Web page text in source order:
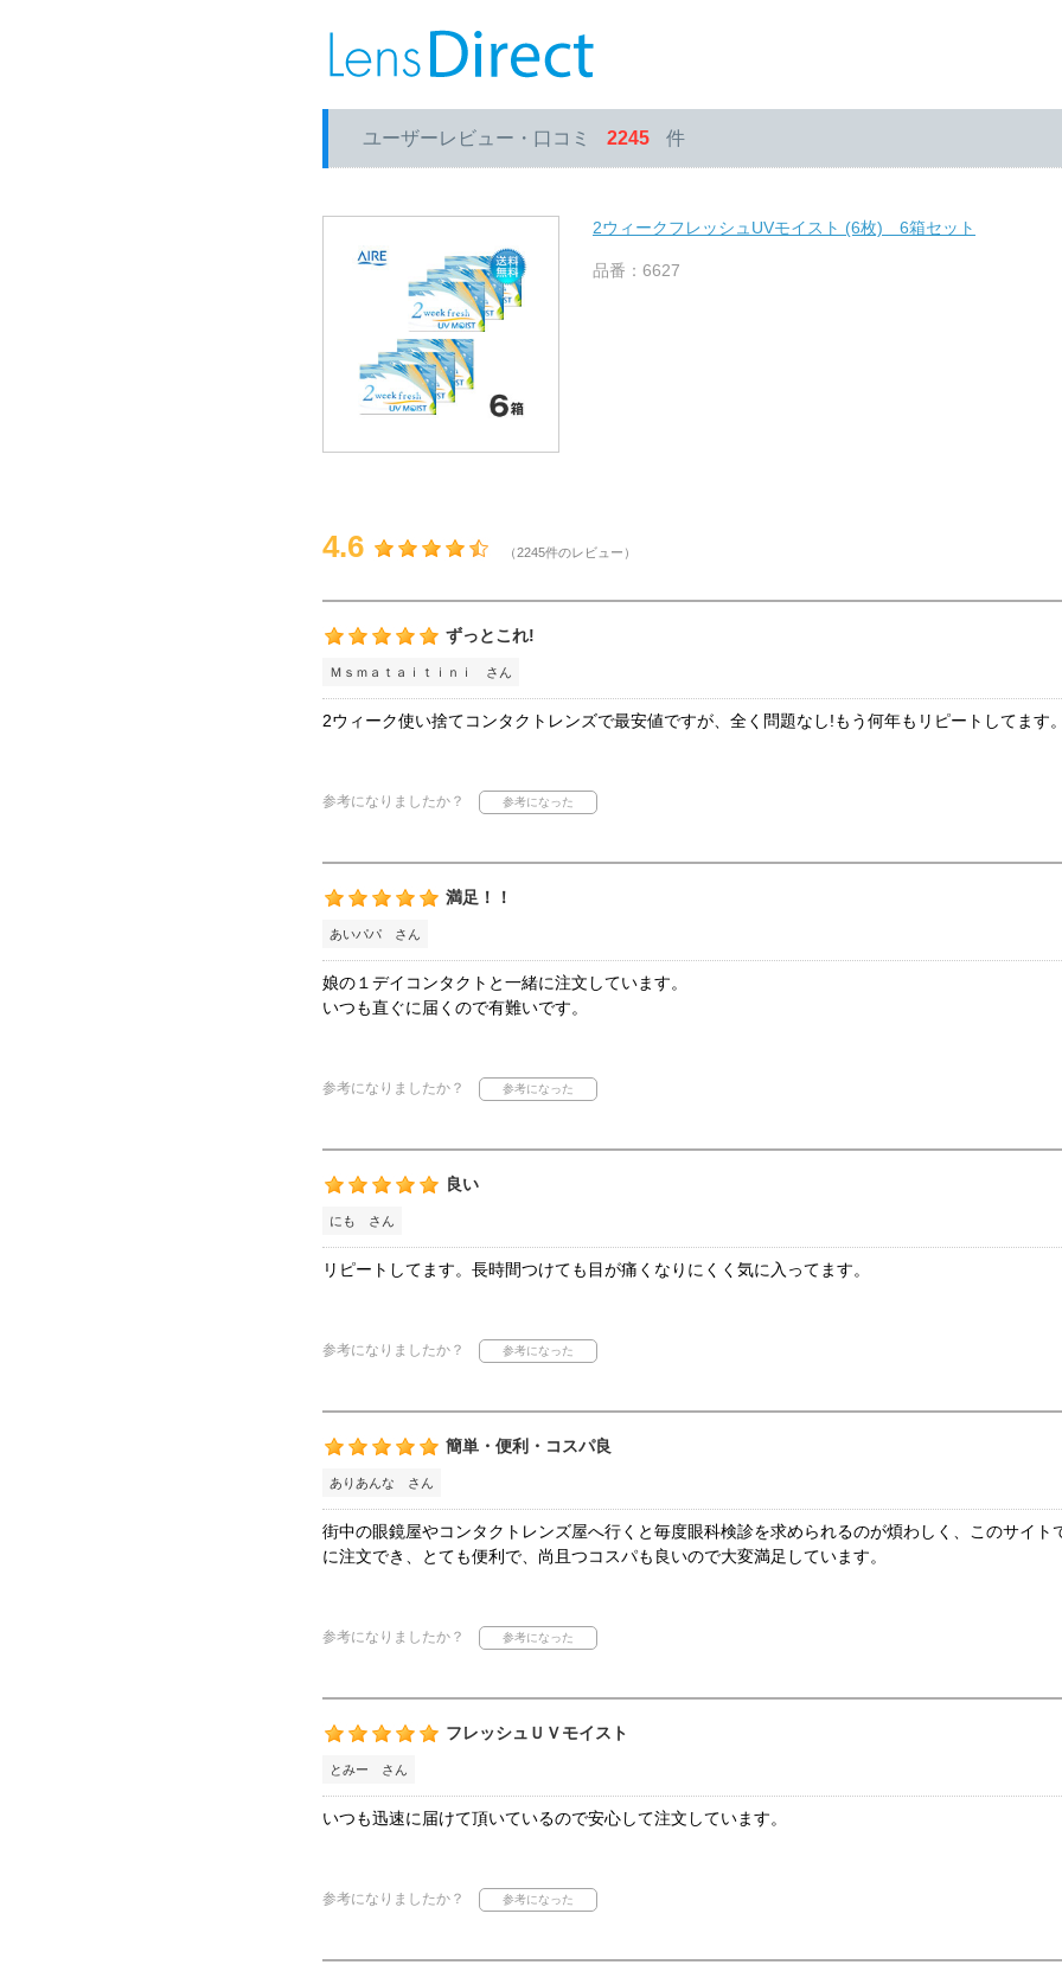
ユーザーレビュー・口コミ 2245 件
2ウィークフレッシュUVモイスト (6枚) 6箱セット
品番：6627
4.6 （2245件のレビュー）
ずっとこれ!
Ｍｓｍａｔａｉｔｉｎｉ さん
2ウィーク使い捨てコンタクトレンズで最安値ですが、全く問題なし!もう何年もリピートしてます。
参考になりましたか？
満足！！
あいパパ さん
娘の１デイコンタクトと一緒に注文しています。
いつも直ぐに届くので有難いです。
参考になりましたか？
良い
にも さん
リピートしてます。長時間つけても目が痛くなりにくく気に入ってます。
参考になりましたか？
簡単・便利・コスパ良
ありあんな さん
街中の眼鏡屋やコンタクトレンズ屋へ行くと毎度眼科検診を求められるのが煩わしく、このサイト
に注文でき、とても便利で、尚且つコスパも良いので大変満足しています。
参考になりましたか？
フレッシュＵＶモイスト
とみー さん
いつも迅速に届けて頂いているので安心して注文しています。
参考になりましたか？